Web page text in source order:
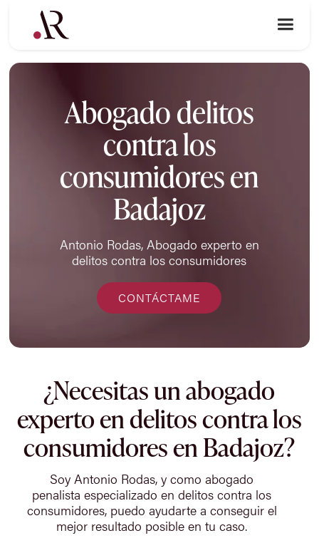
Abogado delitos
contra los
consumidores en
Badajoz
Antonio Rodas, Abogado experto en
delitos contra los consumidores
CONTÁCTAME
¿Necesitas un abogado
experto en delitos contra los
consumidores en Badajoz?
Soy Antonio Rodas, y como abogado
penalista especializado en delitos contra los
consumidores, puedo ayudarte a conseguir el
mejor resultado posible en tu caso.